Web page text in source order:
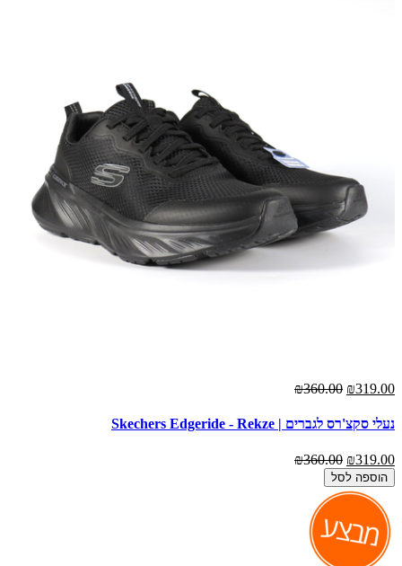
₪319.00
₪360.00
נעלי סקצ'רס לגברים | Skechers Edgeride - Rekze
₪319.00
₪360.00
הוספה לסל